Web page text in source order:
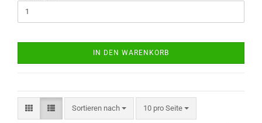
IN DEN WARENKORB
Sortieren nach
Sortieren nach 10 pro Seite
pro Seite